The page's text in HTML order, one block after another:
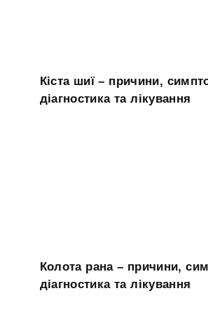
Кіста шиї – причини,
діагностика та лікування
Колота рана – причини,
діагностика та лікування